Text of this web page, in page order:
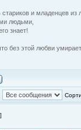
и младенцев из
людьми,
знает!
без этой любви